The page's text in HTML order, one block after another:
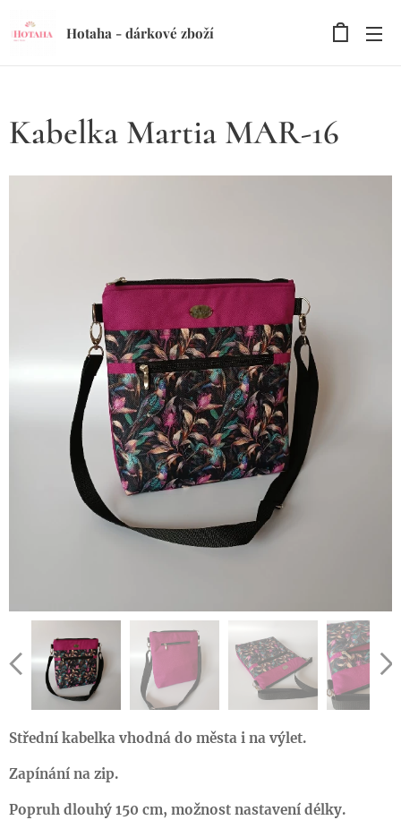
Hotaha - dárkové zboží
Kabelka Martia MAR-16
Střední kabelka vhodná do města i na výlet.
Zapínání na zip.
Popruh dlouhý 150 cm, možnost nastavení délky.